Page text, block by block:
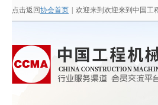
点击返回协会首页 欢迎来到欢迎来到中国工